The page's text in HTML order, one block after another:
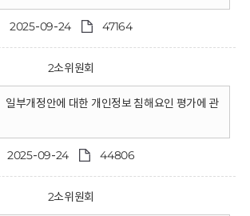
2025-09-24 47164
2소위원회
일부개정안에 대한 개인정보 침해요인 평가에 관
2025-09-24 44806
2소위원회